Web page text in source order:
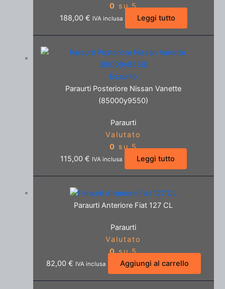
0 su 5
188,00 € IVA inclusa Leggi tutto
Esaurito
Paraurti Posteriore Nissan Vanette
(85000y9550)
Paraurti
Valutato
0 su 5
115,00 € IVA inclusa Leggi tutto
Paraurti Anteriore Fiat 127 CL
Paraurti
Valutato
0su 5
82,00 € IVA inclusa Aggiungi al carrello